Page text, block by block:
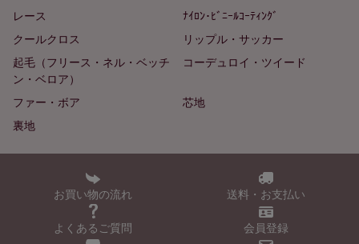
レース
ﾅｲﾛﾝ･ﾋﾞﾆｰﾙｺｰﾃｨﾝｸﾞ
クールクロス
リップル・サッカー
起毛（フリース・ネル・ベッチ
ン・ベロア）
コーデュロイ・ツイード
ファー・ボア
芯地
裏地
お買い物の流れ 送料・お支払い
よくあるご質問 会員登録